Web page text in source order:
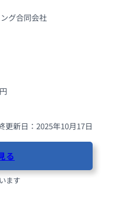
グ合同会社
更新日：2025年10月17日
る
ます